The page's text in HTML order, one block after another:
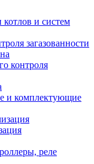
и систем
загазованности
контроля
и комплектующие
реле